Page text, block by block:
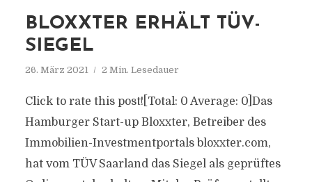
BLOXXTER ERHÄLT TÜV-
SIEGEL
26. März 2021 2 Min. Lesedauer
Click to rate this post![Total: 0 Average: 0]Das
Hamburger Start-up Bloxxter, Betreiber des
Immobilien-Investmentportals bloxxter.com,
hat vom TÜV Saarland das Siegel als geprüftes